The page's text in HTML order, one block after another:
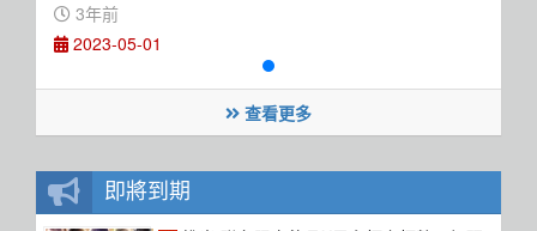
3年前
2023-05-01
查看更多
即將到期